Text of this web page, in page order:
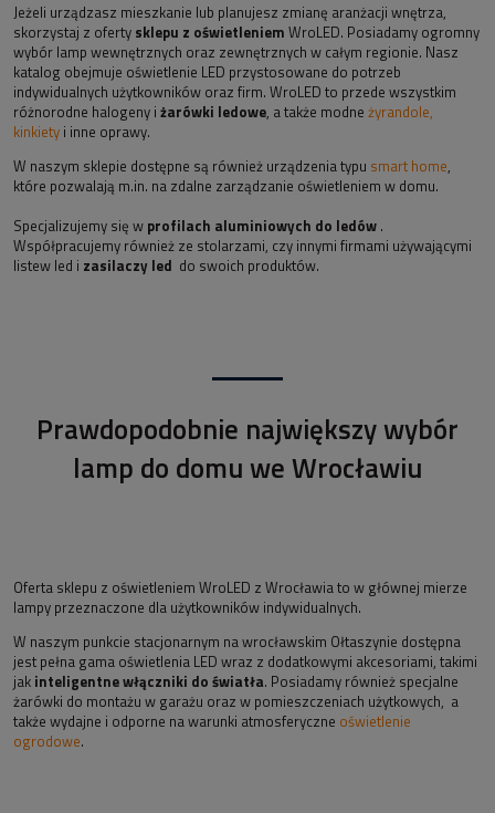
Jeżeli urządzasz mieszkanie lub planujesz zmianę aranżacji wnętrza,
skorzystaj z oferty sklepu z oświetleniem WroLED. Posiadamy ogromny
wybór lamp wewnętrznych oraz zewnętrznych w całym regionie. Nasz
katalog obejmuje oświetlenie LED przystosowane do potrzeb
indywidualnych użytkowników oraz firm. WroLED to przede wszystkim
różnorodne halogeny i żarówki ledowe, a także modne żyrandole,
kinkiety i inne oprawy.
W naszym sklepie dostępne są również urządzenia typu smart home,
które pozwalają m.in. na zdalne zarządzanie oświetleniem w domu.
Specjalizujemy się w profilach aluminiowych do ledów .
Współpracujemy również ze stolarzami, czy innymi firmami używającymi
listew led i zasilaczy led do swoich produktów.
Prawdopodobnie największy wybór
lamp do domu we Wrocławiu
Oferta sklepu z oświetleniem WroLED z Wrocławia to w głównej mierze
lampy przeznaczone dla użytkowników indywidualnych.
W naszym punkcie stacjonarnym na wrocławskim Ołtaszynie dostępna
jest pełna gama oświetlenia LED wraz z dodatkowymi akcesoriami, takimi
jak inteligentne włączniki do światła. Posiadamy również specjalne
żarówki do montażu w garażu oraz w pomieszczeniach użytkowych, a
także wydajne i odporne na warunki atmosferyczne oświetlenie
ogrodowe.